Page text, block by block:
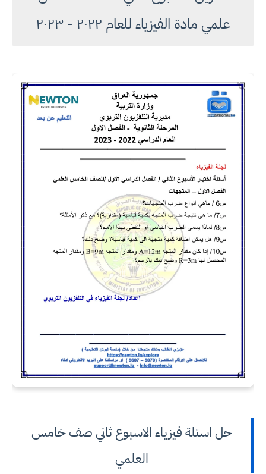
علمي مادة الفيزياء للعام ٢٠٢٢ - ٢٠٢٣
حل اسئلة فيزياء الاسبوع ثاني صف خامس
العلمي